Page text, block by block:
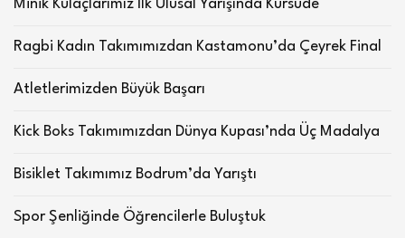
Minik Kulaçlarımız İlk Ulusal Yarışında Kürsüde
Ragbi Kadın Takımımızdan Kastamonu’da Çeyrek Final
Atletlerimizden Büyük Başarı
Kick Boks Takımımızdan Dünya Kupası’nda Üç Madalya
Bisiklet Takımımız Bodrum’da Yarıştı
Spor Şenliğinde Öğrencilerle Buluştuk